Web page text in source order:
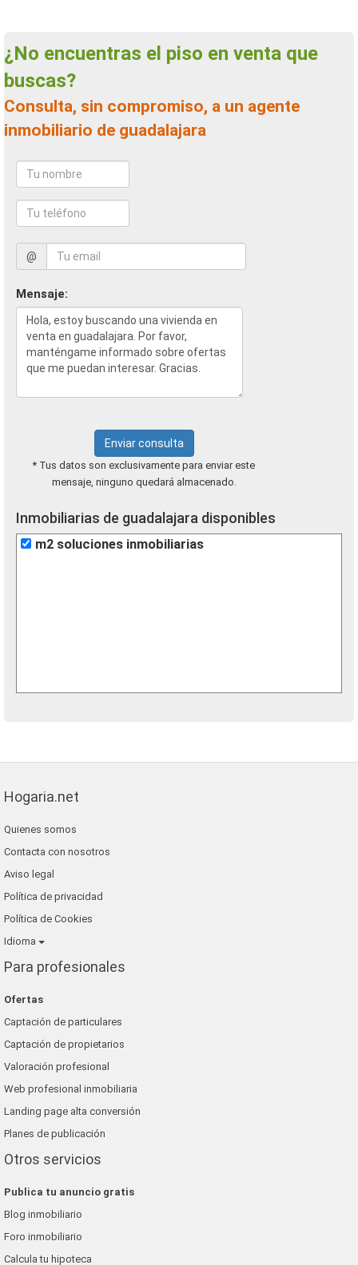
¿No encuentras el piso en venta que
buscas?
Consulta, sin compromiso, a un agente
inmobiliario de guadalajara
@
Mensaje:
Enviar consulta
* Tus datos son exclusivamente para enviar este
mensaje, ninguno quedará almacenado.
Inmobiliarias de guadalajara disponibles
m2 soluciones inmobiliarias
Hogaria.net
Quienes somos
Contacta con nosotros
Aviso legal
Política de privacidad
Política de Cookies
Idioma
Para profesionales
Ofertas
Captación de particulares
Captación de propietarios
Valoración profesional
Web profesional inmobiliaria
Landing page alta conversión
Planes de publicación
Otros servicios
Publica tu anuncio gratis
Blog inmobiliario
Foro inmobiliario
Calcula tu hipoteca